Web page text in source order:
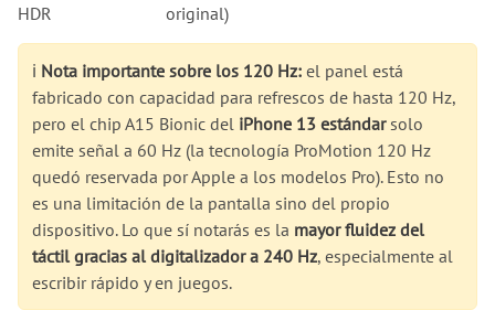
HDR
original)
ℹ️ Nota importante sobre los 120 Hz: el panel está
fabricado con capacidad para refrescos de hasta 120 Hz,
pero el chip A15 Bionic del iPhone 13 estándarsolo
emite señal a 60 Hz (la tecnología ProMotion 120 Hz
quedó reservada por Apple a los modelos Pro). Esto no
es una limitación de la pantalla sino del propio
dispositivo. Lo que sí notarás es la mayor fluidez del
táctil gracias al digitalizador a 240 Hz, especialmente al
escribir rápido y en juegos.